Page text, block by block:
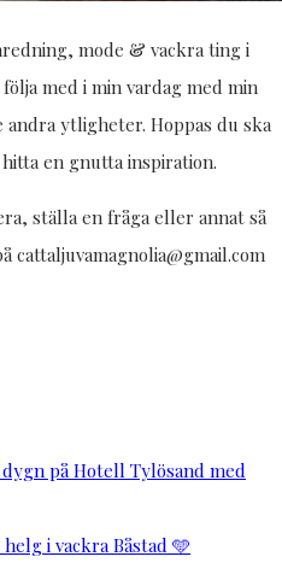
mode & vackra ting i
med i min vardag med min
ytligheter. Hoppas du ska
en gnutta inspiration.
ställa en fråga eller annat så
cattaljuvamagnolia@gmail.com
på Hotell Tylösand med
i vackra Båstad 🩵